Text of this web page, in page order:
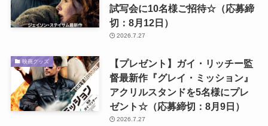
試写会に10名様ご招待☆（応募締
切：8月12日）
2026.7.27
映画グッズ
【プレゼント】ガイ・リッチー監
督最新作『グレイ・ミッション』
アクリルスタンドを5名様にプレ
ゼント☆（応募締切：8月9日）
2026.7.27